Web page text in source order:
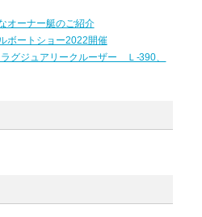
オーナー艇のご紹介
ボートショー2022開催
グジュアリークルーザー Ｌ-390、